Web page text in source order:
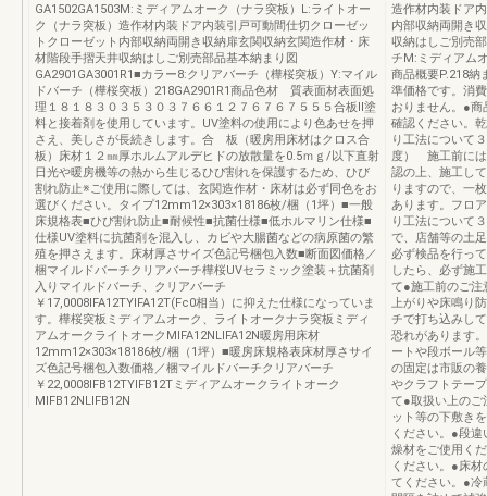
GA1502GA1503M:ミディアムオーク（ナラ突板）L:ライトオー
ク（ナラ突板）造作材内装ドア内装引戸可動間仕切クローゼッ
トクローゼット内部収納両開き収納扉玄関収納玄関造作材・床
材階段手摺天井収納はしご別売部品基本納まり図
GA2901GA3001R1■カラー8:クリアバーチ（樺桜突板）Y:マイル
ドバーチ（樺桜突板）218GA2901R1商品色材 質表面材表面処
理１８１８３０３５３０３７６６１２７６７６７５５５合板Ⅱ塗
料と接着剤を使用しています。UV塗料の使用により色あせを押
さえ、美しさが長続きします。合 板（暖房用床材はクロス合
板）床材１２㎜厚ホルムアルデヒドの放散量を0.5ｍｇ/以下直射
日光や暖房機等の熱から生じるひび割れを保護するため、ひび
割れ防止※ご使用に際しては、玄関造作材・床材は必ず同色をお
選びください。タイプ12mm12×303×18186枚/梱（1坪）■一般
床規格表■ひび割れ防止■耐候性■抗菌仕様■低ホルマリン仕様■
仕様UV塗料に抗菌剤を混入し、カビや大腸菌などの病原菌の繁
殖を押さえます。床材厚さサイズ色記号梱包入数■断面図価格／
梱マイルドバーチクリアバーチ樺桜UVセラミック塗装＋抗菌剤
入りマイルドバーチ、クリアバーチ
￥17,0008IFA12TYIFA12T(Fc0相当）に抑えた仕様になっていま
す。樺桜突板ミディアムオーク、ライトオークナラ突板ミディ
アムオークライトオークMIFA12NLIFA12N暖房用床材
12mm12×303×18186枚/梱（1坪）■暖房床規格表床材厚さサイ
ズ色記号梱包入数価格／梱マイルドバーチクリアバーチ
￥22,0008IFB12TYIFB12Tミディアムオークライトオーク
MIFB12NLIFB12N
造作材内装ドア
内部収納両開き
収納はしご別売
チM:ミディアム
商品概要P.218納
準価格です。消
おりません。●商
確認ください。
り工法について
度） 施工前には
認の上、施工し
りますので、一
あります。フロ
り工法について
で、店舗等の土
必ず検品を行っ
したら、必ず施
て●施工前のご注
上がりや床鳴り
チで打ち込みし
恐れがあります
ートや段ボール
の固定は市販の
やクラフトテー
て●取扱い上の
ット等の下敷き
ください。●段
燥材をご使用く
ください。●床
てください。●冷